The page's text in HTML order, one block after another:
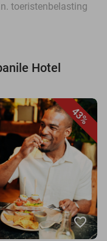
toeristenbelasting
Hotel
43%
favorite_border